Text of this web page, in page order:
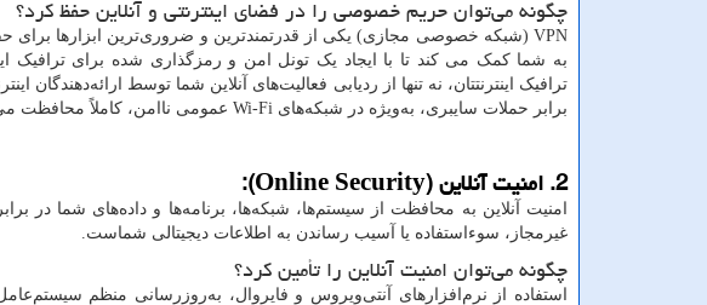
چگونه می‌توان حریم خصوصی را در فضای اینترنتی و آنلاین حفظ کرد؟
VPN(شبکه خصوصی مجازی) یکی از قدرتمندترین و ضروری‌ترین ابزارها برای
به شما کمک می کند تا با ایجاد یک تونل امن و رمزگذاری شده برای ترافیک
ترافیک اینترنتتان، نه تنها از ردیابی فعالیت‌های آنلاین شما توسط ارائه‌دهندگان
برابر حملات سایبری، به‌ویژه در شبکه‌های Wi-Fi عمومی ناامن، کاملاً محافظت
2. امنیت آنلاین ( Online Security
):
امنیت آنلاین به محافظت از سیستم‌ها، شبکه‌ها، برنامه‌ها و داده‌های شما در
غیرمجاز، سوءاستفاده یا آسیب رساندن به اطلاعات دیجیتالی شماست.
چگونه می‌توان امنیت آنلاین را تأمین کرد؟
استفاده از نرم‌افزارهای آنتی‌ویروس و فایروال، به‌روزرسانی منظم